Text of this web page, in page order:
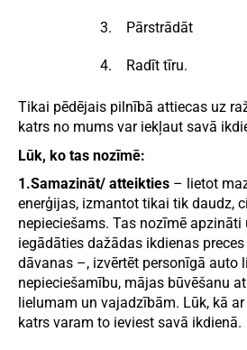
Pārstrādāt
Radīt tīru.
Tikai pēdējais pilnībā attiecas uz
katrs no mums var iekļaut savā
Lūk, ko tas nozīmē:
1.Samazināt/ atteikties – lietot
enerģijas, izmantot tikai tik daudz,
nepieciešams. Tas nozīmē apzināti
iegādāties dažādas ikdienas
dāvanas –, izvērtēt personīgā auto
nepieciešamību, mājas būvēšanu
lielumam un vajadzībām. Lūk, kā
katrs varam to ieviest savā ikdienā.